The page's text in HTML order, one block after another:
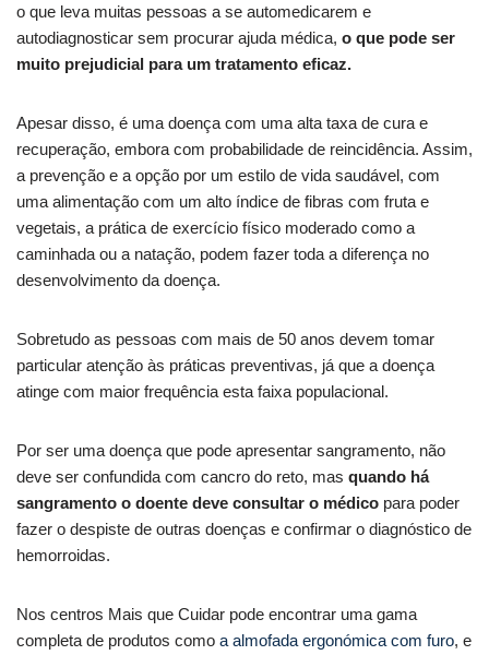
o que leva muitas pessoas a se automedicarem e
autodiagnosticar sem procurar ajuda médica, o que pode ser
muito prejudicial para um tratamento eficaz.
Apesar disso, é uma doença com uma alta taxa de cura e
recuperação, embora com probabilidade de reincidência. Assim,
a prevenção e a opção por um estilo de vida saudável, com
uma alimentação com um alto índice de fibras com fruta e
vegetais, a prática de exercício físico moderado como a
caminhada ou a natação, podem fazer toda a diferença no
desenvolvimento da doença.
Sobretudo as pessoas com mais de 50 anos devem tomar
particular atenção às práticas preventivas, já que a doença
atinge com maior frequência esta faixa populacional.
Por ser uma doença que pode apresentar sangramento, não
deve ser confundida com cancro do reto, mas quando há
sangramento o doente deve consultar o médico para poder
fazer o despiste de outras doenças e confirmar o diagnóstico de
hemorroidas.
Nos centros Mais que Cuidar pode encontrar uma gama
completa de produtos como a almofada ergonómica com furo, e